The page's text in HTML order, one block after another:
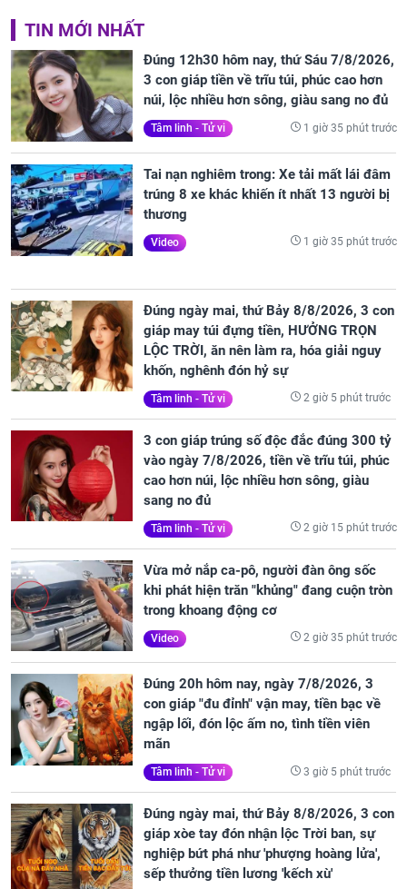
TIN MỚI NHẤT
Đúng 12h30 hôm nay, thứ Sáu 7/8/2026,
3 con giáp tiền về trĩu túi, phúc cao hơn
núi, lộc nhiều hơn sông, giàu sang no đủ
Tâm linh - Tử vi 1 giờ 35 phút trước
Tai nạn nghiêm trong: Xe tải mất lái đâm
trúng 8 xe khác khiến ít nhất 13 người bị
thương
Video 1 giờ 35 phút trước
Đúng ngày mai, thứ Bảy 8/8/2026, 3 con
giáp may túi đựng tiền, HƯỞNG TRỌN
LỘC TRỜI, ăn nên làm ra, hóa giải nguy
khốn, nghênh đón hỷ sự
Tâm linh - Tử vi 2 giờ 5 phút trước
3 con giáp trúng số độc đắc đúng 300 tỷ
vào ngày 7/8/2026, tiền về trĩu túi, phúc
cao hơn núi, lộc nhiều hơn sông, giàu
sang no đủ
Tâm linh - Tử vi 2 giờ 15 phút trước
Vừa mở nắp ca-pô, người đàn ông sốc
khi phát hiện trăn "khủng" đang cuộn tròn
trong khoang động cơ
Video 2 giờ 35 phút trước
Đúng 20h hôm nay, ngày 7/8/2026, 3
con giáp "đu đỉnh" vận may, tiền bạc về
ngập lối, đón lộc ấm no, tình tiền viên
mãn
Tâm linh - Tử vi 3 giờ 5 phút trước
Đúng ngày mai, thứ Bảy 8/8/2026, 3 con
giáp xòe tay đón nhận lộc Trời ban, sự
nghiệp bứt phá như 'phượng hoàng lửa',
sếp thưởng tiền lương 'kếch xù'